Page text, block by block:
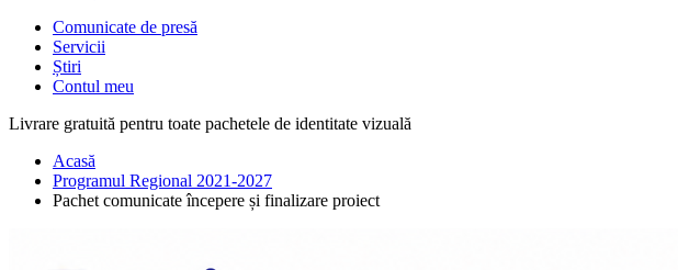
Comunicate de presă
Servicii
Știri
Contul meu
Livrare gratuită pentru toate pachetele de identitate vizuală
Acasă
Programul Regional 2021-2027
Pachet comunicate începere și finalizare proiect